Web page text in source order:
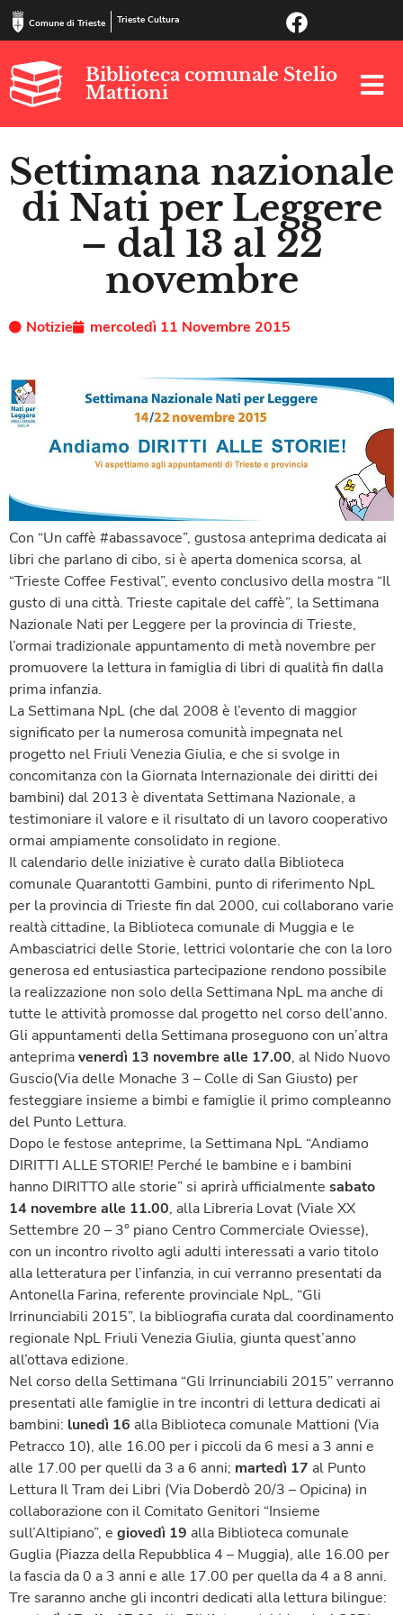
Comune di Trieste Trieste Cultura
Biblioteca comunale Stelio
Mattioni
Settimana nazionale
di Nati per Leggere
– dal 13 al 22
novembre
Notizie mercoledì 11 Novembre 2015
Con “Un caffè #abassavoce”, gustosa anteprima dedicata ai
libri che parlano di cibo, si è aperta domenica scorsa, al
“Trieste Coffee Festival”, evento conclusivo della mostra “Il
gusto di una città. Trieste capitale del caffè”, la Settimana
Nazionale Nati per Leggere per la provincia di Trieste,
l’ormai tradizionale appuntamento di metà novembre per
promuovere la lettura in famiglia di libri di qualità fin dalla
prima infanzia.
La Settimana NpL (che dal 2008 è l’evento di maggior
significato per la numerosa comunità impegnata nel
progetto nel Friuli Venezia Giulia, e che si svolge in
concomitanza con la Giornata Internazionale dei diritti dei
bambini) dal 2013 è diventata Settimana Nazionale, a
testimoniare il valore e il risultato di un lavoro cooperativo
ormai ampiamente consolidato in regione.
Il calendario delle iniziative è curato dalla Biblioteca
comunale Quarantotti Gambini, punto di riferimento NpL
per la provincia di Trieste fin dal 2000, cui collaborano varie
realtà cittadine, la Biblioteca comunale di Muggia e le
Ambasciatrici delle Storie, lettrici volontarie che con la loro
generosa ed entusiastica partecipazione rendono possibile
la realizzazione non solo della Settimana NpL ma anche di
tutte le attività promosse dal progetto nel corso dell’anno.
Gli appuntamenti della Settimana proseguono con un’altra
anteprimavenerdì 13 novembre alle 17.00, al Nido Nuovo
Guscio(Via delle Monache 3 – Colle di San Giusto) per
festeggiare insieme a bimbi e famiglie il primo compleanno
del Punto Lettura.
Dopo le festose anteprime, la Settimana NpL “Andiamo
DIRITTI ALLE STORIE! Perché le bambine e i bambini
hanno DIRITTO alle storie” si aprirà ufficialmente sabato
14 novembre alle 11.00, alla Libreria Lovat (Viale XX
Settembre 20 – 3° piano Centro Commerciale Oviesse),
con un incontro rivolto agli adulti interessati a vario titolo
alla letteratura per l’infanzia, in cui verranno presentati da
Antonella Farina, referente provinciale NpL, “Gli
Irrinunciabili 2015”, la bibliografia curata dal coordinamento
regionale NpL Friuli Venezia Giulia, giunta quest’anno
all’ottava edizione.
Nel corso della Settimana “Gli Irrinunciabili 2015” verranno
presentati alle famiglie in tre incontri di lettura dedicati ai
bambini: lunedì 16 alla Biblioteca comunale Mattioni (Via
Petracco 10), alle 16.00 per i piccoli da 6 mesi a 3 anni e
alle 17.00 per quelli da 3 a 6 anni; martedì 17 al Punto
Lettura Il Tram dei Libri (Via Doberdò 20/3 – Opicina) in
collaborazione con il Comitato Genitori “Insieme
sull’Altipiano”, e giovedì 19 alla Biblioteca comunale
Guglia (Piazza della Repubblica 4 – Muggia), alle 16.00 per
la fascia da 0 a 3 anni e alle 17.00 per quella da 4 a 8 anni.
Tre saranno anche gli incontri dedicati alla lettura bilingue: